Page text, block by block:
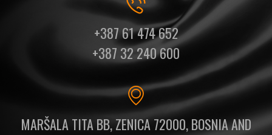
+387 61 474 652
+387 32 240 600
MARŠALA TITA BB, ZENICA 72000, BOSNIA AND